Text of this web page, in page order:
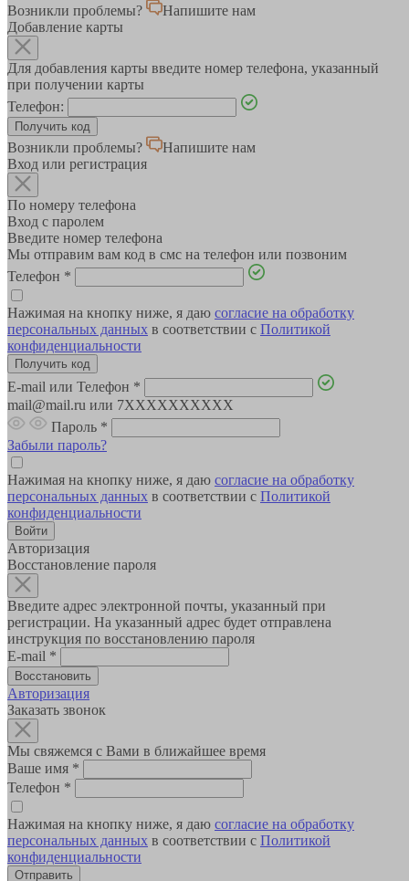
Возникли проблемы?
Напишите нам
Добавление карты
Для добавления карты введите номер телефона, указанный
при получении карты
Телефон:
Возникли проблемы?
Напишите нам
Вход или регистрация
По номеру телефона
Вход с паролем
Введите номер телефона
Мы отправим вам код в смс на телефон или позвоним
Телефон *
Нажимая на кнопку ниже, я даю согласие на обработку
персональных данных в соответствии с Политикой
конфиденциальности
E-mail или Телефон *
mail@mail.ru или 7XXXXXXXXXX
Пароль *
Забыли пароль?
Нажимая на кнопку ниже, я даю согласие на обработку
персональных данных в соответствии с Политикой
конфиденциальности
Авторизация
Восстановление пароля
Введите адрес электронной почты, указанный при
регистрации. На указанный адрес будет отправлена
инструкция по восстановлению пароля
E-mail *
Авторизация
Заказать звонок
Мы свяжемся с Вами в ближайшее время
Ваше имя *
Телефон *
Нажимая на кнопку ниже, я даю согласие на обработку
персональных данных в соответствии с Политикой
конфиденциальности